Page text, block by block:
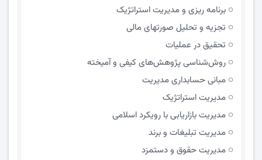
برنامه ریزی و مدیریت استراتژیک
تجزیه و تحلیل صورتهای مالی
تحقیق در عملیات
روش‌شناسی پژوهش‌های کیفی و آمیخته
مبانی حسابداری مدیریت
مدیریت استراتژیک
مدیریت بازاریابی با رویکرد اسلامی
مدیریت تبلیغات و برند
مدیریت حقوق و دستمزد